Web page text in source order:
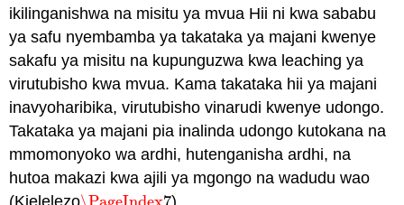
ikilinganishwa na misitu ya mvua Hii ni kwa sababu
ya safu nyembamba ya takataka ya majani kwenye
sakafu ya misitu na kupunguzwa kwa leaching ya
virutubisho kwa mvua. Kama takataka hii ya majani
inavyoharibika, virutubisho vinarudi kwenye udongo.
Takataka ya majani pia inalinda udongo kutokana na
mmomonyoko wa ardhi, hutenganisha ardhi, na
hutoa makazi kwa ajili ya mgongo na wadudu wao
(Kielelezo
).